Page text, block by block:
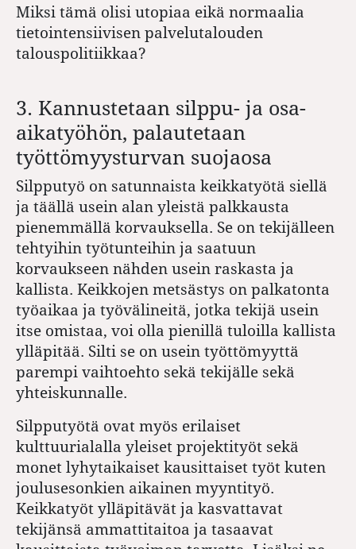
Miksi tämä olisi utopiaa eikä normaalia
tietointensiivisen palvelutalouden
talouspolitiikkaa?
3. Kannustetaan silppu- ja osa-
aikatyöhön, palautetaan
työttömyysturvan suojaosa
Silpputyö on satunnaista keikkatyötä siellä
ja täällä usein alan yleistä palkkausta
pienemmällä korvauksella. Se on tekijälleen
tehtyihin työtunteihin ja saatuun
korvaukseen nähden usein raskasta ja
kallista. Keikkojen metsästys on palkatonta
työaikaa ja työvälineitä, jotka tekijä usein
itse omistaa, voi olla pienillä tuloilla kallista
ylläpitää. Silti se on usein työttömyyttä
parempi vaihtoehto sekä tekijälle sekä
yhteiskunnalle.
Silpputyötä ovat myös erilaiset
kulttuurialalla yleiset projektityöt sekä
monet lyhytaikaiset kausittaiset työt kuten
joulusesonkien aikainen myyntityö.
Keikkatyöt ylläpitävät ja kasvattavat
tekijänsä ammattitaitoa ja tasaavat